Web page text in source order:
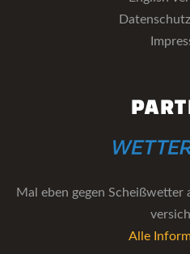
Mal eben gegen
Alle